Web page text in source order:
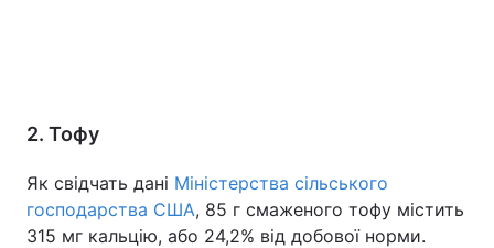
2. Тофу
Як свідчать дані Міністерства сільського
господарства США, 85 г смаженого тофу містить
315 мг кальцію, або 24,2% від добової норми.